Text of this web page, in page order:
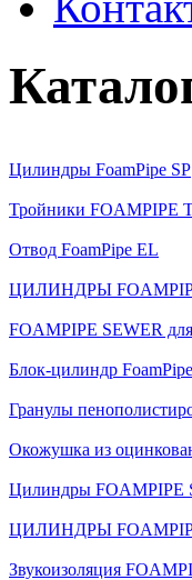
Цилиндры FoamPipe SP
Тройники FOAMPIPE
Отвод FoamPipe EL
ЦИЛИНДРЫ
FOAMPIPE SEWER
Блок-цилиндр
Гранулы
Окожушка из
Цилиндры FOAMPIPE
ЦИЛИНДРЫ
Звукоизоляция